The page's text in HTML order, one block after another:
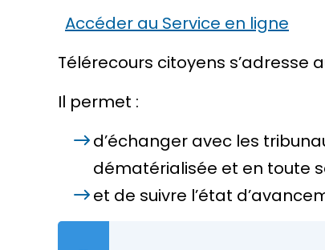
Accéder au Service en ligne
Télérecours citoyens s’adresse
Il permet :
d’échanger avec les
dématérialisée et en toute
et de suivre l’état